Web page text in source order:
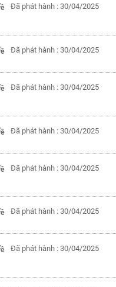
Đã phát hành : 30/04/2025
Đã phát hành : 30/04/2025
Đã phát hành : 30/04/2025
Đã phát hành : 30/04/2025
Đã phát hành : 30/04/2025
Đã phát hành : 30/04/2025
Đã phát hành : 30/04/2025